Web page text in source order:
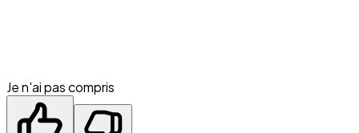
Je n'ai pas compris